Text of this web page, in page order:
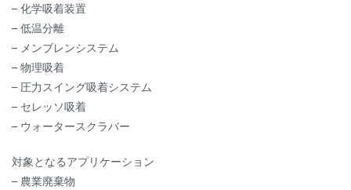
– 化学吸着装置
– 低温分離
– メンブレンシステム
– 物理吸着
– 圧力スイング吸着システム
– セレッソ吸着
– ウォータースクラバー
対象となるアプリケーション
– 農業廃棄物